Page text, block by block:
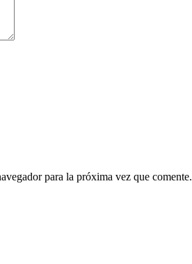
para la próxima vez que comente.